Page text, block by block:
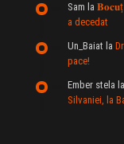
Sam la 𝐁𝐨𝐜𝐮ț
a decedat
Un_Baiat la
pace!
Ember stela la
Silvaniei, la